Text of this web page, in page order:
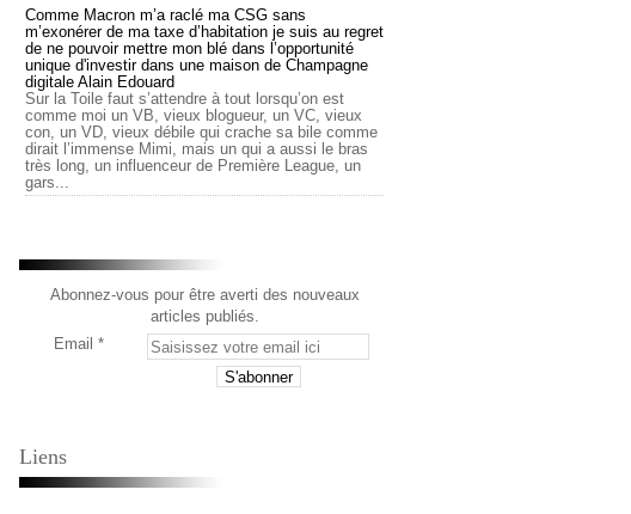
Comme Macron m’a raclé ma CSG sans
m’exonérer de ma taxe d’habitation je suis au regret
de ne pouvoir mettre mon blé dans l’opportunité
unique d'investir dans une maison de Champagne
digitale Alain Edouard
Sur la Toile faut s’attendre à tout lorsqu’on est
comme moi un VB, vieux blogueur, un VC, vieux
con, un VD, vieux débile qui crache sa bile comme
dirait l’immense Mimi, mais un qui a aussi le bras
très long, un influenceur de Première League, un
gars...
Abonnez-vous pour être averti des nouveaux
articles publiés.
Email
Liens